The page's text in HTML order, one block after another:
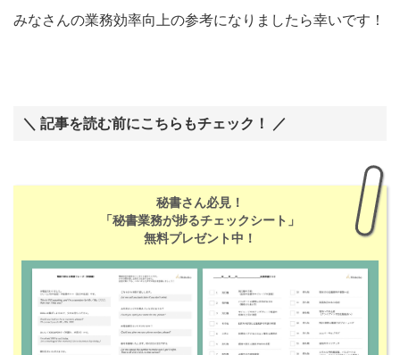
みなさんの業務効率向上の参考になりましたら幸いです！
＼ 記事を読む前にこちらもチェック！ ／
秘書さん必見！
「秘書業務が捗るチェックシート」
無料プレゼント中！